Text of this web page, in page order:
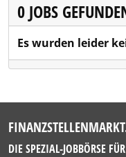
0 JOBS
Es wurden leider
DIE SPEZIAL-JOBBÖRSE